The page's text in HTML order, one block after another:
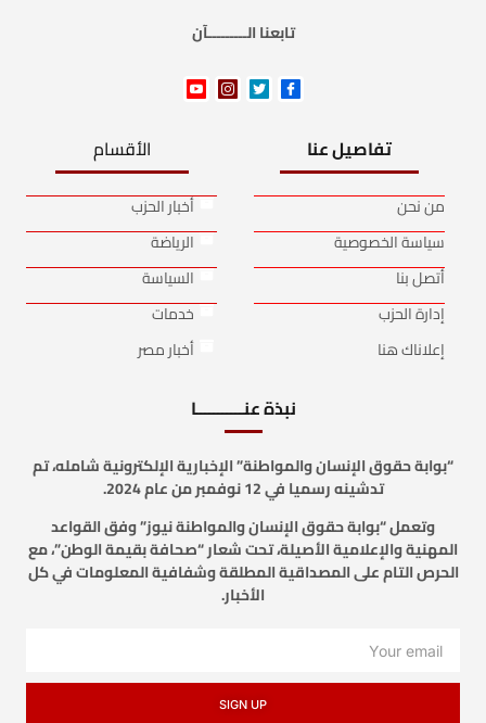
تابعنا الـــــــــآن
تفاصيل عنا
من نحن
سياسة الخصوصية
أتصل بنا
إدارة الحزب
إعلاناك هنا
الأقسام
أخبار الحزب
الرياضة
السياسة
خدمات
أخبار مصر
نبذة عنـــــــــــا
“بوابة حقوق الإنسان والمواطنة” الإخبارية الإلكترونية شامله، تم
تدشينه رسميا في 12 نوفمبر من عام 2024.
وتعمل “بوابة حقوق الإنسان والمواطنة نيوز” وفق القواعد
المهنية والإعلامية الأصيلة، تحت شعار “صحافة بقيمة الوطن”، مع
الحرص التام على المصداقية المطلقة وشفافية المعلومات في كل
الأخبار.
SIGN UP